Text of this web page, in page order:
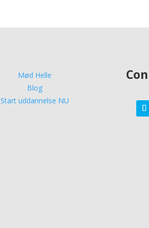
Mød Helle
Blog
Start uddannelse NU